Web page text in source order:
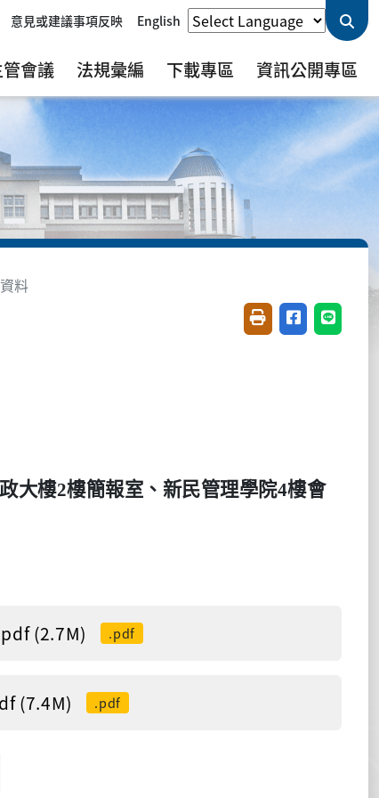
意見或建議事項反映 English
會議 法規彙編 下載專區 資訊公開專區
料
友善列印(開新視窗)
分享至臉書(
分享至
大樓2樓簡報室、新民管理學院4樓會
(2.7M) .pdf
(7.4M) .pdf